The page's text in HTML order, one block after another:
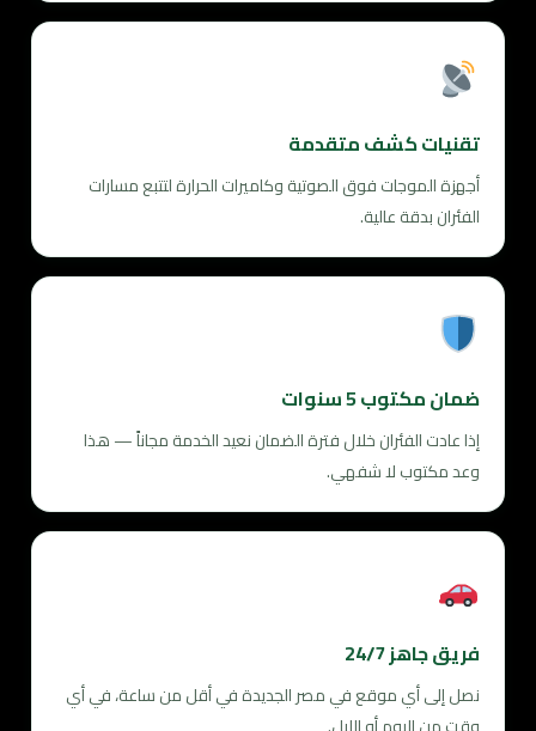
تقنيات كشف متقدمة
أجهزة الموجات فوق الصوتية وكاميرات الحرارة لتتبع مسارات
الفئران بدقة عالية.
ضمان مكتوب 5 سنوات
إذا عادت الفئران خلال فترة الضمان نعيد الخدمة مجاناً — هذا
وعد مكتوب لا شفهي.
فريق جاهز 24/7
نصل إلى أي موقع في مصر الجديدة في أقل من ساعة، في أي